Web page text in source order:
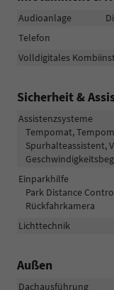
Audioanlage
Telefon
Volldigitales
Sicherheit &
Assistenzsysteme
Tempomat,
Spurhalteassistent,
Einparkhilfe
Park Distance
Rückfahrkamera
Lichttechnik
Außen
Dachausführung